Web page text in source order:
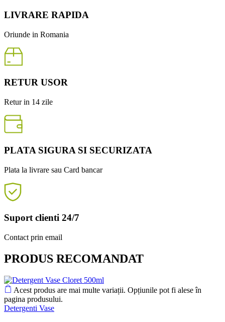
LIVRARE RAPIDA
Oriunde in Romania
RETUR USOR
Retur in 14 zile
PLATA SIGURA SI SECURIZATA
Plata la livrare sau Card bancar
Suport clienti 24/7
Contact prin email
PRODUS RECOMANDAT
Acest produs are mai multe variații. Opțiunile pot fi alese în
pagina produsului.
Detergenti Vase